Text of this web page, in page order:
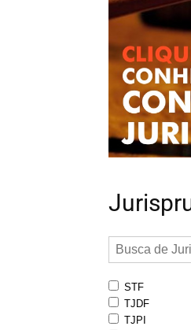
STF
TJDF
TJPI